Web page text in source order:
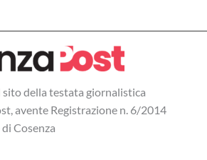
sito della testata giornalistica
avente Registrazione n. 6/2014
Cosenza